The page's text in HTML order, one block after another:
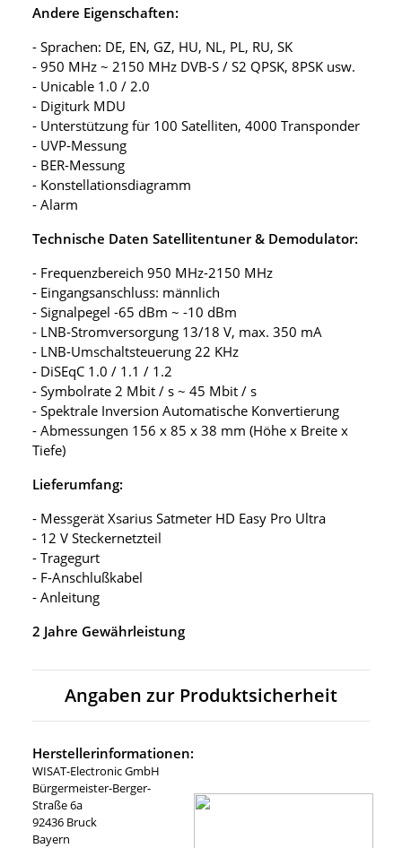
Andere Eigenschaften:
- Sprachen: DE, EN, GZ, HU, NL, PL, RU, SK
- 950 MHz ~ 2150 MHz DVB-S / S2 QPSK, 8PSK usw.
- Unicable 1.0 / 2.0
- Digiturk MDU
- Unterstützung für 100 Satelliten, 4000 Transponder
- UVP-Messung
- BER-Messung
- Konstellationsdiagramm
- Alarm
Technische Daten Satellitentuner & Demodulator:
- Frequenzbereich 950 MHz-2150 MHz
- Eingangsanschluss: männlich
- Signalpegel -65 dBm ~ -10 dBm
- LNB-Stromversorgung 13/18 V, max. 350 mA
- LNB-Umschaltsteuerung 22 KHz
- DiSEqC 1.0 / 1.1 / 1.2
- Symbolrate 2 Mbit / s ~ 45 Mbit / s
- Spektrale Inversion Automatische Konvertierung
- Abmessungen 156 x 85 x 38 mm (Höhe x Breite x
Tiefe)
Lieferumfang:
- Messgerät Xsarius Satmeter HD Easy Pro Ultra
- 12 V Steckernetzteil
- Tragegurt
- F-Anschlußkabel
- Anleitung
2 Jahre Gewährleistung
Angaben zur Produktsicherheit
Herstellerinformationen:
WISAT-Electronic GmbH
Bürgermeister-Berger-
Straße 6a
92436 Bruck
Bayern